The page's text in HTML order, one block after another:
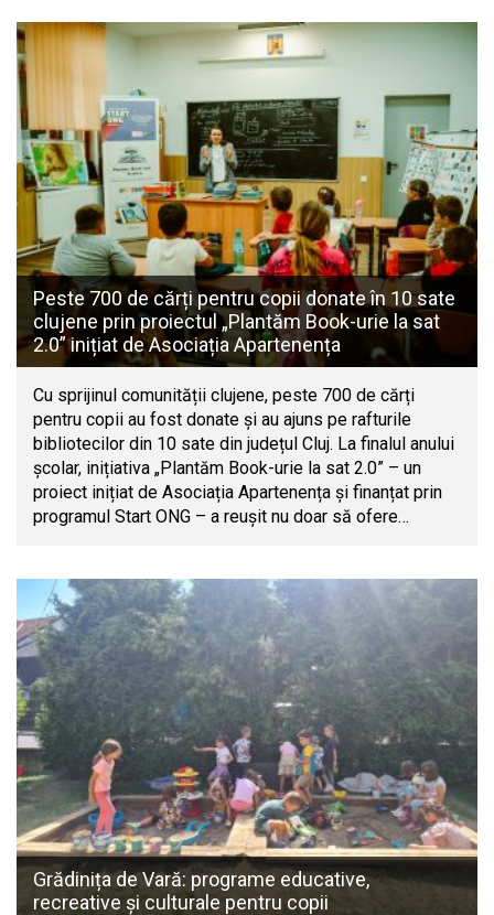
Peste 700 de cărți pentru copii donate în 10 sate
clujene prin proiectul „Plantăm Book-urie la sat
2.0” inițiat de Asociația Apartenența
Cu sprijinul comunității clujene, peste 700 de cărți
pentru copii au fost donate și au ajuns pe rafturile
bibliotecilor din 10 sate din județul Cluj. La finalul anului
școlar, inițiativa „Plantăm Book-urie la sat 2.0” – un
proiect inițiat de Asociația Apartenența și finanțat prin
programul Start ONG – a reușit nu doar să ofere…
Grădinița de Vară: programe educative,
recreative și culturale pentru copii